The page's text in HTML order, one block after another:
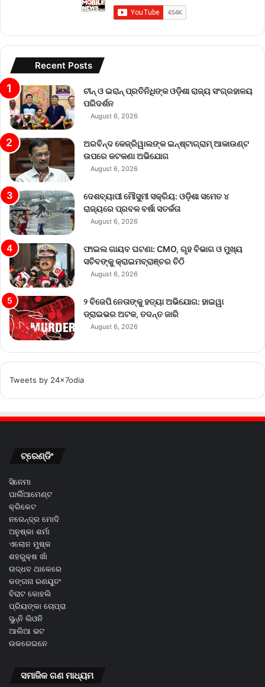
Recent Posts
ଚୀନ୍ ଓ ଇରାନ୍ ପ୍ରତିନିଧିଙ୍କ ଓଡ଼ିଶା ରାଜ୍ୟ ସଂଗ୍ରହାଳୟ
ପରିଦର୍ଶନ
August 6, 2026
ଅରବିନ୍ଦ କେଜ୍ରିୱାଲଙ୍କ ଇନ୍‌ଷ୍ଟାଗ୍ରାମ୍ ଆକାଉଣ୍ଟ
ଉପରେ କଟକଣା ଅଭିଯୋଗ
August 6, 2026
ଦେଶବ୍ୟାପୀ ମୌସୁମୀ ସକ୍ରିୟ: ଓଡ଼ିଶା ସମେତ ୪
ରାଜ୍ୟରେ ପ୍ରବଳ ବର୍ଷା ସତର୍କତା
August 6, 2026
ଫାଇଲ ଗାୟବ ଘଟଣା: CMO, ଗୃହ ବିଭାଗ ଓ ମୁଖ୍ୟ
ସଚିବଙ୍କୁ କ୍ରାଇମବ୍ରାଞ୍ଚର ଚିଠି
August 6, 2026
୨ ବିଜେପି ନେତାଙ୍କୁ ହତ୍ୟା ଅଭିଯୋଗ: ହାଇୱା
ଡ୍ରାଇଭର ଅଟକ, ତଦନ୍ତ ଜାରି
August 6, 2026
Tweets by 24x7odia
ଟ୍ରେଣ୍ଡିଂ
ସିନେମା
ପାର୍ଲିଆମେଣ୍ଟ
କ୍ରିକେଟ
ନରେନ୍ଦ୍ର ମୋଦି
ଅନୁଷ୍କା ଶର୍ମା
ଏଲୋନ ମୁଷ୍କ
ଶହରୁକ୍ଷ ଖାଁ
ଉଦ୍ଧବ ଥାକେରେ
କଙ୍ଗନା ରଣୟୁତଂ
ବିରାଟ କୋହଲି
ପ୍ରିୟଙ୍କା ଚୋପ୍ରା
ସୁନ୍ନି ଲିଓନି
ଆଲିଆ ଭଟ
ଉକରେଇନେ
ସମାଜିକ ଗଣ ମାଧ୍ୟମ